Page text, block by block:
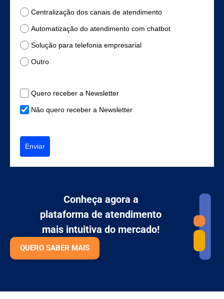
Centralização dos canais de atendimento
Automatização do atendimento com chatbot
Solução para telefonia empresarial
Outro
Quero receber a Newsletter
Não quero receber a Newsletter
Enviar
Conheça agora a
plataforma de atendimento
mais intuitiva do mercado!
QUERO SABER MAIS